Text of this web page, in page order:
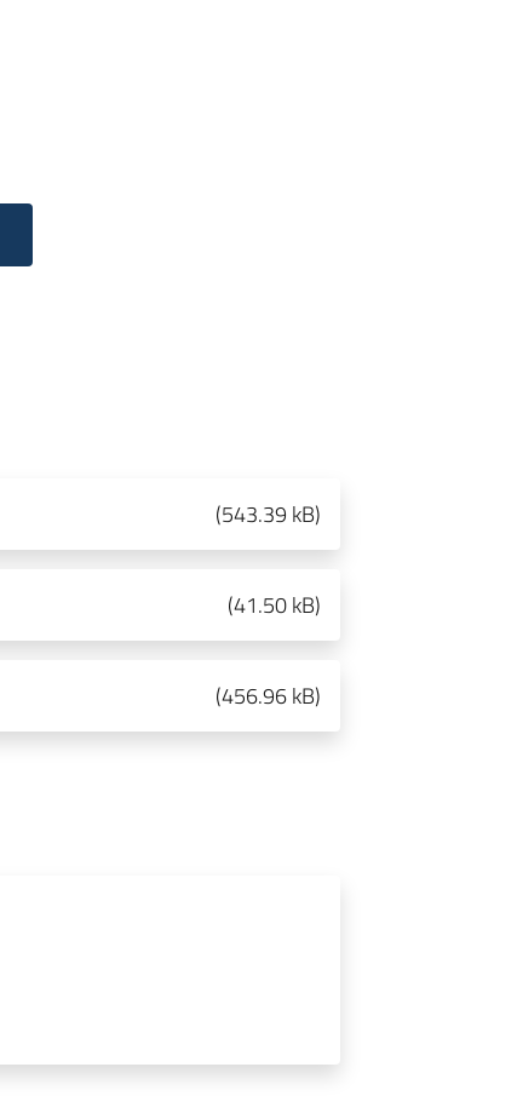
(543.39 kB)
(41.50 kB)
(456.96 kB)